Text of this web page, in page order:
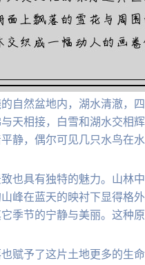
自然盆地内，湖水清澈，
天相接，白雪和湖水交相
静，偶尔可见几只水鸟在
也具有独特的魅力。山林
峰在蓝天的映衬下显得格
季节的宁静与美丽。这种
赋予了这片土地更多的生